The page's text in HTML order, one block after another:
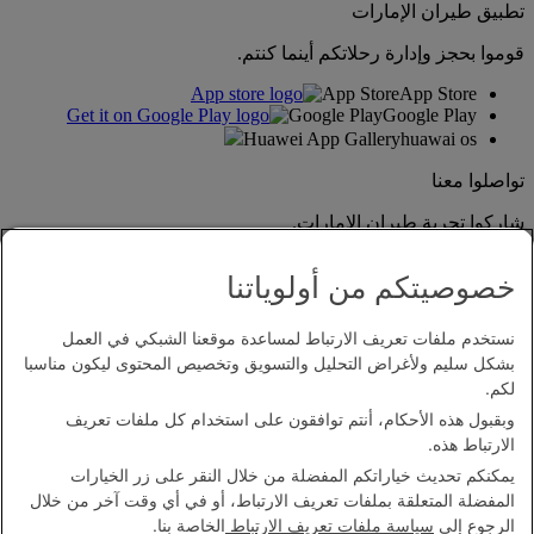
تطبيق طيران الإمارات
قوموا بحجز وإدارة رحلاتكم أينما كنتم.
App StoreApp Store
Google PlayGoogle Play
Huawei App Galleryhuawai os
تواصلوا معنا
شاركوا تجربة طيران الإمارات.
بيان إمكانية الدخول
اتصل بنا
سياسة الخصوصية
الشروط والأحكام
سياسة ملفات تعريف الارتباط
خصوصيتكم من أولوياتنا
نستخدم ملفات تعريف الارتباط لمساعدة موقعنا الشبكي في العمل
بشكل سليم ولأغراض التحليل والتسويق وتخصيص المحتوى ليكون مناسبا
لكم.
وبقبول هذه الأحكام، أنتم توافقون على استخدام كل ملفات تعريف
الارتباط هذه.
يمكنكم تحديث خياراتكم المفضلة من خلال النقر على زر الخيارات
المفضلة المتعلقة بملفات تعريف الارتباط، أو في أي وقت آخر من خلال
الرجوع إلى سياسة ملفات تعريف الارتباط الخاصة بنا.